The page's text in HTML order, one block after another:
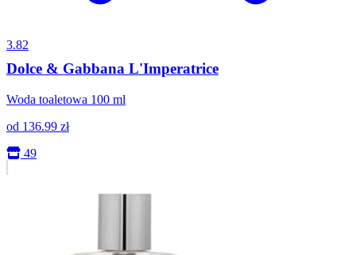
3.82
Dolce & Gabbana L'Imperatrice
Woda toaletowa 100 ml
od 136.99 zł
49